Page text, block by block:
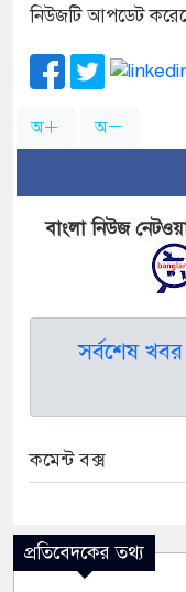
নিউজটি আপডেট
অ অ
বাংলা নিউজ
সর্বশেষ
কমেন্ট বক্স
প্রতিবেদকের তথ্য